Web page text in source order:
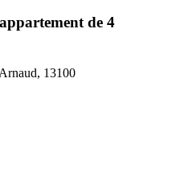
de 4
13100